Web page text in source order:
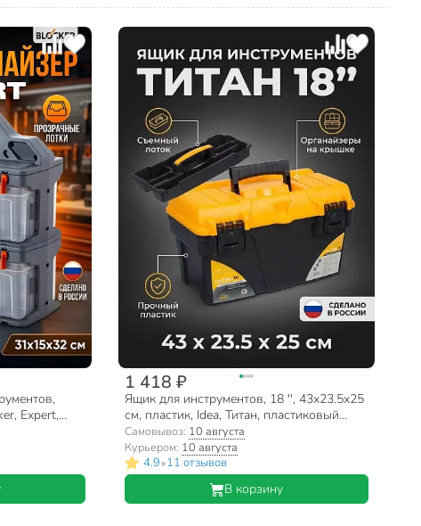
Expert,
1 418 ₽
Ящик для инструментов, 18 '', 43х23.5х25
см, пластик, Idea, Титан, пластиковый
замок, без секций, М 2932
Самовывоз: 10 августа
Курьером: 10 августа
4.9•11 отзывов
В корзину